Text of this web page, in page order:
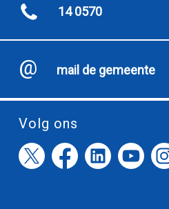
14 0570
mail de gemeente
Volg ons